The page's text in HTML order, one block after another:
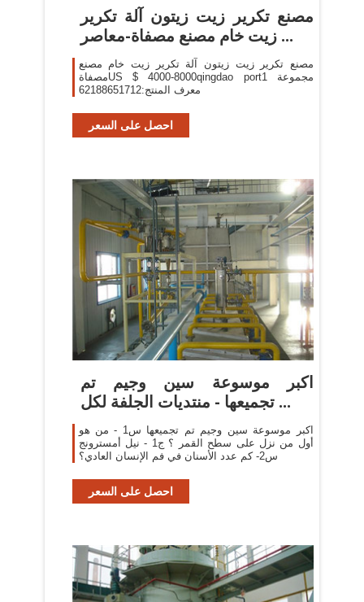
مصنع تكرير زيت زيتون آلة تكرير
زيت خام مصنع مصفاة-معاصر ...
مصنع تكرير زيت زيتون آلة تكرير زيت خام مصنع
مصفاةUS $ 4000-8000qingdao port1 مجموعة
معرف المنتج:62188651712
احصل على السعر
اكبر موسوعة سين وجيم تم
تجميعها - منتديات الجلفة لكل ...
اكبر موسوعة سين وجيم تم تجميعها س1 - من هو
أول من نزل على سطح القمر ؟ ج1 - نيل أمسترونج
س2- كم عدد الأسنان في فم الإنسان العادي؟
احصل على السعر